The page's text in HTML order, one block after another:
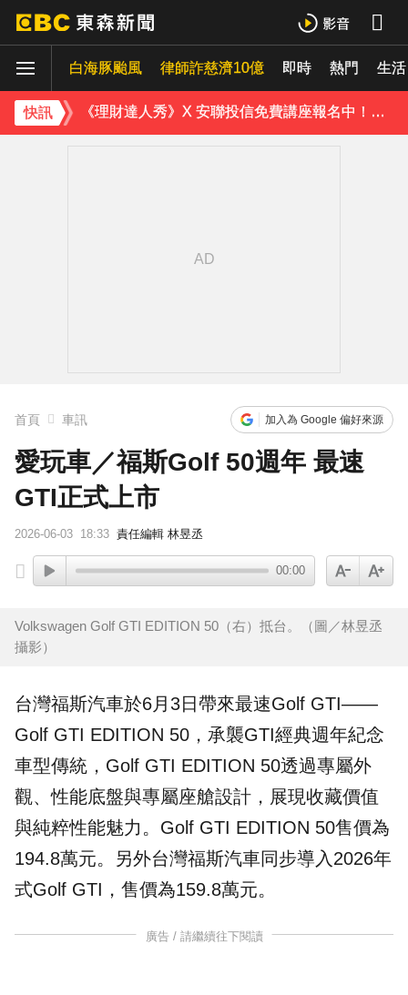
白海豚颱風 律師詐慈濟10億 即時 熱門 生活
快訊
白海豚颱風強襲日本！奄美逾3萬戶停電 沖繩5人受傷
《理財達人秀》X 安聯投信免費講座報名中！搶先卡位 2027
下載東森App，隨時掌握天下大小事！
首頁 車訊 加入為 Google 偏好來源
愛玩車／福斯Golf 50週年 最速
GTI正式上市
2026-06-03 18:33 責任編輯 林昱丞
00:00
Volkswagen Golf GTI EDITION 50（右）抵台。（圖／林昱丞
攝影）
台灣福斯汽車於6月3日帶來最速Golf GTI——
Golf GTI EDITION 50，承襲GTI經典週年紀念
車型傳統，Golf GTI EDITION 50透過專屬外
觀、性能底盤與專屬座艙設計，展現收藏價值
與純粹性能魅力。Golf GTI EDITION 50售價為
194.8萬元。另外台灣福斯汽車同步導入2026年
式Golf GTI，售價為159.8萬元。
廣告 / 請繼續往下閱讀